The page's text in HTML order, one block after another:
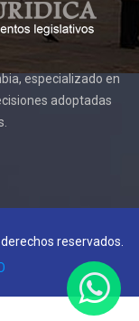
especializado en
adoptadas
reservados.